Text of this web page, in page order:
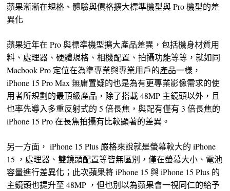
蘋果漸漸在規格、體驗與價格擴大標準機型與 Pro 機型的差
異化
蘋果近年在 Pro 與標準機型擴大產品差異，包括機身材質用
料、處理器、硬體規格、相機配置、拍攝功能等等，就如同
Macbook Pro 定位在為準專業與專業用戶的產品一樣，
iPhone 15 Pro Max 無庸置疑的也是為有更專業影像需求的使
用者所規劃的最頂級產品，除了搭載 48MP 主鏡頭以外，且
也率先導入多重反射式的 5 倍長焦，與配有僅有 3 倍長焦的
iPhone 15 Pro 在長焦拍攝有比較顯著的差異。
另一方面， iPhone 15 Plus 嚴格來說就是螢幕較大的 iPhone
15 ，處理器、雙鏡頭配置等皆無區別，僅在螢幕大小、電池
容量進行差異化；此次蘋果將 iPhone 15 與 iPhone 15 Plus 的
主鏡頭也提升至 48MP ，但也別以為蘋果會一視同仁的給予